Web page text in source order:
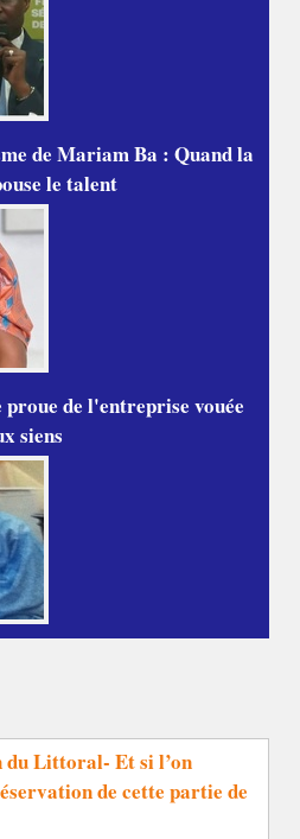
de Mariam Ba : Quand la
le talent
de l'entreprise vouée
siens
Littoral- Et si l’on
de cette partie de